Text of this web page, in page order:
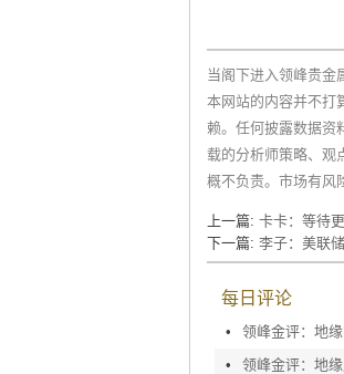
当阁下进入领峰贵金
本网站的内容并不打
赖。任何披露数据资
载的分析师策略、观
概不负责。市场有风
上一篇: 卡卡：等待
下一篇: 李子：美联
每日评论
•
•